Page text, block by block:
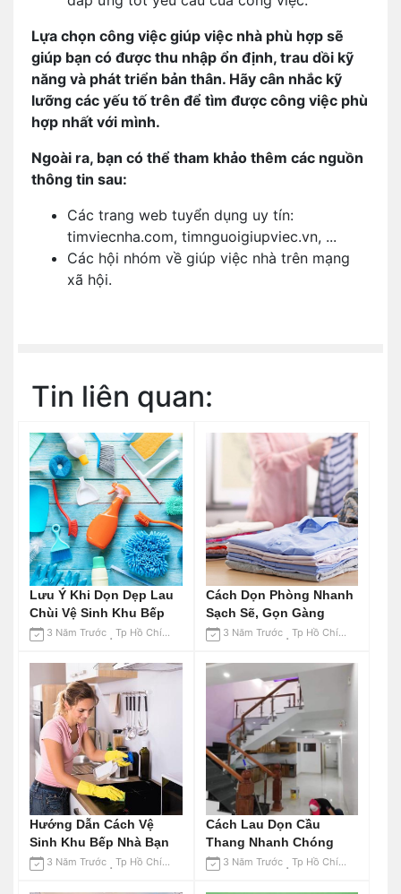
Lựa chọn công việc giúp việc nhà phù hợp sẽ
giúp bạn có được thu nhập ổn định, trau dồi kỹ
năng và phát triển bản thân. Hãy cân nhắc kỹ
lưỡng các yếu tố trên để tìm được công việc phù
hợp nhất với mình.
Ngoài ra, bạn có thể tham khảo thêm các nguồn
thông tin sau:
Các trang web tuyển dụng uy tín:
timviecnha.com, timnguoigiupviec.vn, ...
Các hội nhóm về giúp việc nhà trên mạng
xã hội.
Tin liên quan:
Lưu Ý Khi Dọn Dẹp Lau
Chùi Vệ Sinh Khu Bếp
3 Năm Trước Tp Hồ Chí Minh
Cách Dọn Phòng Nhanh
Sạch Sẽ, Gọn Gàng
3 Năm Trước Tp Hồ Chí Minh
Hướng Dẫn Cách Vệ
Sinh Khu Bếp Nhà Bạn
3 Năm Trước Tp Hồ Chí Minh
Cách Lau Dọn Cầu
Thang Nhanh Chóng
3 Năm Trước Tp Hồ Chí Minh